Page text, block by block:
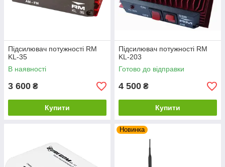
Підсилювач потужності RM
KL-35
В наявності
3 600 ₴
Купити
Підсилювач потужності RM
KL-203
Готово до відправки
4 500 ₴
Купити
Новинка